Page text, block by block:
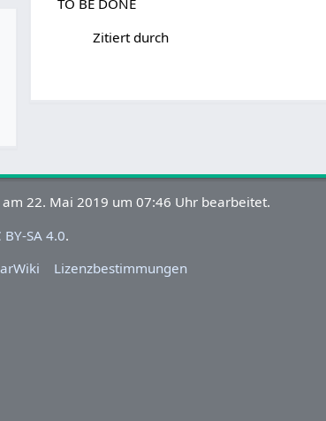
TO BE DONE
Zitiert durch
22. Mai 2019 um 07:46 Uhr bearbeitet.
BY-SA 4.0.
Lizenzbestimmungen